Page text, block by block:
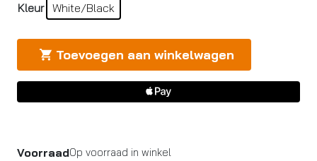
Kleur White/Black
Toevoegen aan winkelwagen
VoorraadOp voorraad in winkel